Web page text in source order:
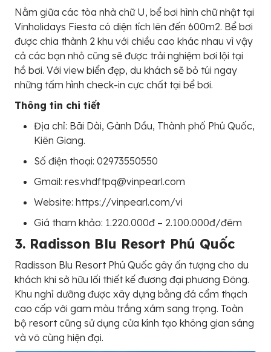
Nằm giữa các tòa nhà chữ U, bể bơi hình chữ nhật tại
Vinholidays Fiesta có diện tích lên đến 600m2. Bể bơi
được chia thành 2 khu với chiều cao khác nhau vì vậy
cả các bạn nhỏ cũng sẽ được trải nghiệm bơi lội tại
hồ bơi. Với view biển đẹp, du khách sẽ bỏ túi ngay
những tấm hình check-in cực chất tại bể bơi.
Thông tin chi tiết
Địa chỉ: Bãi Dài, Gành Dầu, Thành phố Phú Quốc,
Kiên Giang.
Số điện thoại: 02973550550
Gmail: res.vhdftpq@vinpearl.com
Website: https://vinpearl.com/vi
Giá tham khảo: 1.220.000đ – 2.100.000đ/đêm
3. Radisson Blu Resort Phú Quốc
Radisson Blu Resort Phú Quốc gây ấn tượng cho du
khách khi sở hữu lối thiết kế đương đại phương Đông.
Khu nghỉ dưỡng được xây dựng bằng đá cẩm thạch
cao cấp với gam màu trắng xám sang trọng. Toàn
bộ resort cũng sử dụng cửa kính tạo không gian sáng
và vô cùng hiện đại.